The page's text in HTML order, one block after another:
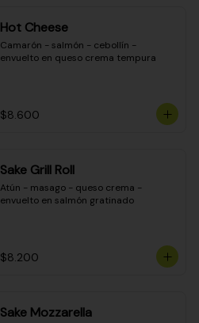
Hot Cheese
Camarón - salmón - cebollín -
envuelto en queso crema tempura
$8.600
Sake Grill Roll
Atún - masago - queso crema -
envuelto en salmón gratinado
$8.200
Sake Mozzarella